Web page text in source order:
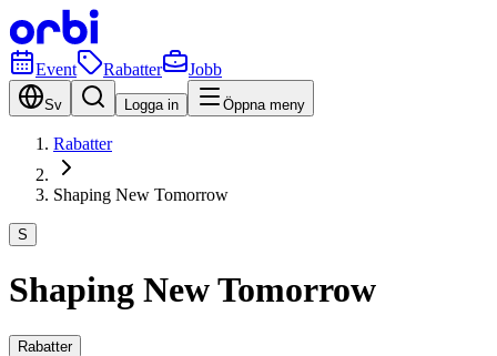
Event Rabatter Jobb
Sv Logga in Öppna meny
Rabatter
Shaping New Tomorrow
S
Shaping New Tomorrow
Rabatter